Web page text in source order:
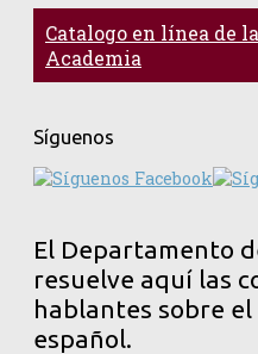
Catalogo en línea de
Academia
Síguenos
El Departamento
resuelve aquí las
hablantes sobre
español.